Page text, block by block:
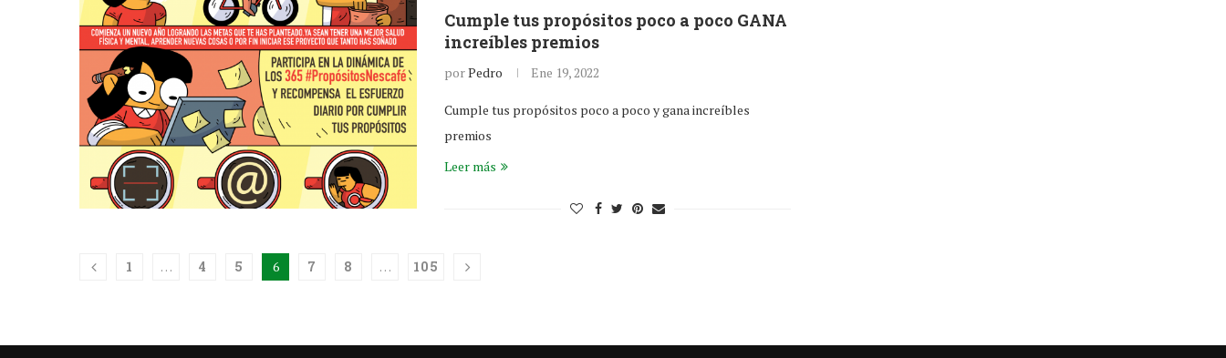
Cumple tus propósitos poco a poco GANA
increíbles premios
porPedro Ene 19, 2022
Cumple tus propósitos poco a poco y gana increíbles
premios
Leer más
1 … 4 5 6 7 8 … 105